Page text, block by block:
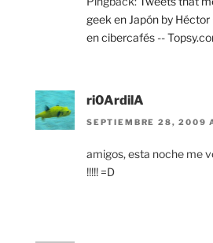
geek en Japón by
en cibercafés --
ri0ArdilA
SEPTIEMBRE 28, 2009
amigos, esta noche me
!!!!! =D